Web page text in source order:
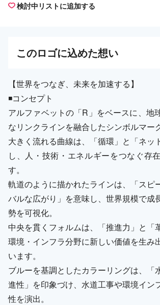
検討中リストに追加する
このロゴに込めた想い
【世界をつなぎ、未来を加速する】
◾️コンセプト
アルファベットの「R」をベースに、地
なリンクラインを融合したシンボルマー
大きく流れる曲線は、「循環」と「ネッ
し、人・技術・エネルギーをつなぐ存
す。
軌道のように描かれたラインは、「スピ
バルな広がり」を意味し、世界規模で成
勢を可視化。
中央を貫くフォルムは、「推進力」と「
環境・インフラ分野に新しい価値を生み
います。
ブルーを基調としたカラーリングは、「
進性」を印象づけ、水道工事や環境イン
性を演出。